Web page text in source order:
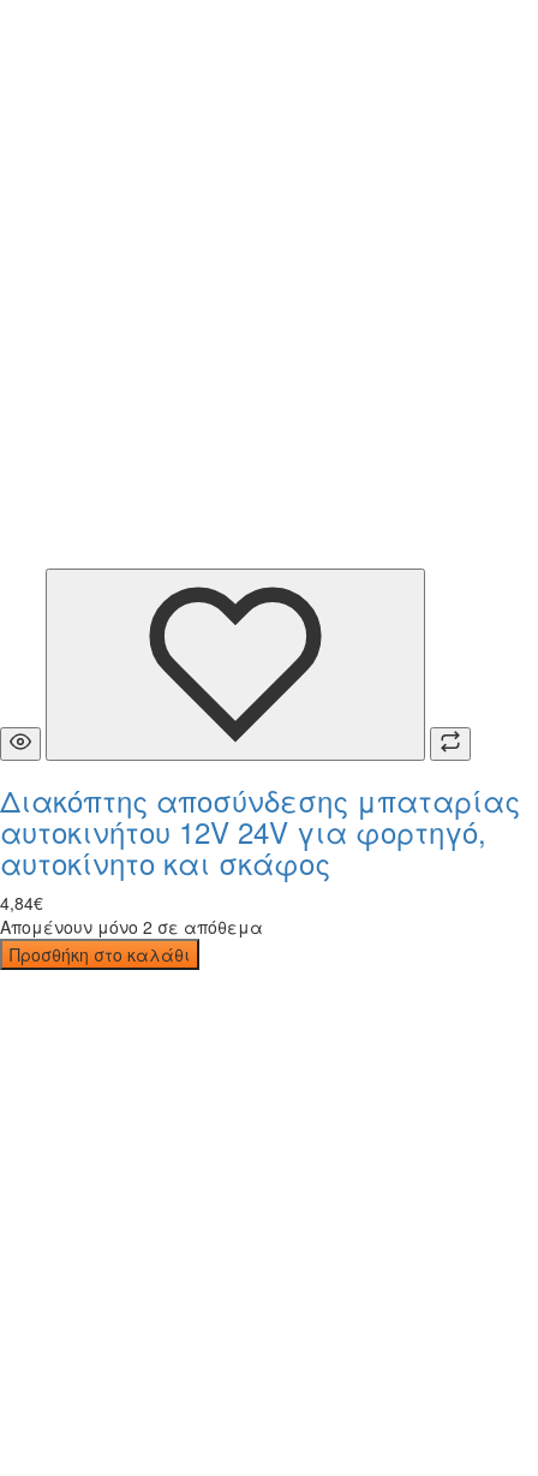
Διακόπτης αποσύνδεσης μπαταρίας
αυτοκινήτου 12V 24V για φορτηγό,
αυτοκίνητο και σκάφος
4,84€
Απομένουν μόνο 2 σε απόθεμα
Προσθήκη στο καλάθι